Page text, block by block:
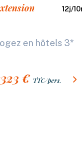
12j/10
en hôtels 3*
€ TTC/pers.